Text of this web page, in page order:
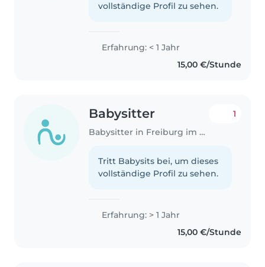
vollständige Profil zu sehen.
Erfahrung: < 1 Jahr
15,00 €/Stunde
Babysitter
Babysitter in Freiburg im Breisgau
1
Tritt Babysits bei, um dieses
vollständige Profil zu sehen.
Erfahrung: > 1 Jahr
15,00 €/Stunde